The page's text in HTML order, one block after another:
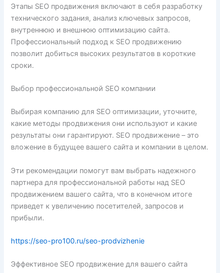
Этапы SEO продвижения включают в себя разработку
технического задания, анализ ключевых запросов,
внутреннюю и внешнюю оптимизацию сайта.
Профессиональный подход к SEO продвижению
позволит добиться высоких результатов в короткие
сроки.
Выбор профессиональной SEO компании
Выбирая компанию для SEO оптимизации, уточните,
какие методы продвижения они используют и какие
результаты они гарантируют. SEO продвижение – это
вложение в будущее вашего сайта и компании в целом.
Эти рекомендации помогут вам выбрать надежного
партнера для профессиональной работы над SEO
продвижением вашего сайта, что в конечном итоге
приведет к увеличению посетителей, запросов и
прибыли.
https://seo-pro100.ru/seo-prodvizhenie
Эффективное SEO продвижение для вашего сайта